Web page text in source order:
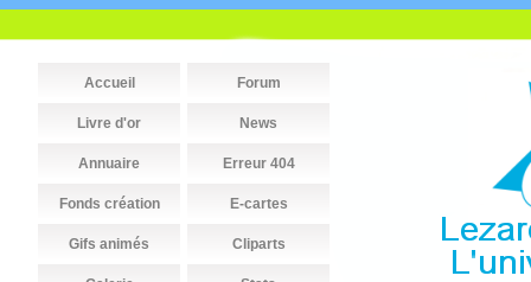
Accueil Forum
Livre d'or News
Annuaire Erreur 404
Fonds création E-cartes
Gifs animés Cliparts